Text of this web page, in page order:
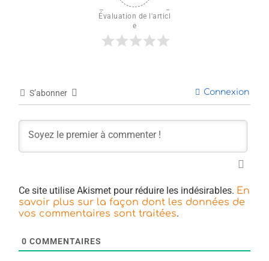
Évaluation de l'articl
e
S’abonner Connexion
Ce site utilise Akismet pour réduire les indésirables. En
savoir plus sur la façon dont les données de
vos commentaires sont traitées.
0 COMMENTAIRES